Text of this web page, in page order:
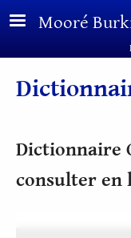
Aller au contenu
Mooré
Dictionnaire
consulter en